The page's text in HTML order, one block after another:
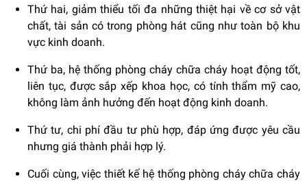
Thứ hai, giảm thiểu tối đa những thiệt hại về cơ sở vật
chất, tài sản có trong phòng hát cũng như toàn bộ khu
vực kinh doanh.
Thứ ba, hệ thống phòng cháy chữa cháy hoạt động tốt,
liên tục, được sắp xếp khoa học, có tính thẩm mỹ cao,
không làm ảnh hưởng đến hoạt động kinh doanh.
Thứ tư, chi phí đầu tư phù hợp, đáp ứng được yêu cầu
nhưng giá thành phải hợp lý.
Cuối cùng, việc thiết kế hệ thống phòng cháy chữa cháy